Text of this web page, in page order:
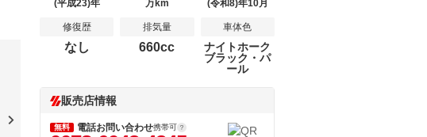
(平成23)年 万km (令和8)年10月
修復歴
なし
排気量
660cc
車体色
ナイトホーク
ブラック・パ
ール
販売店情報
無料 電話お問い合わせ携帯可